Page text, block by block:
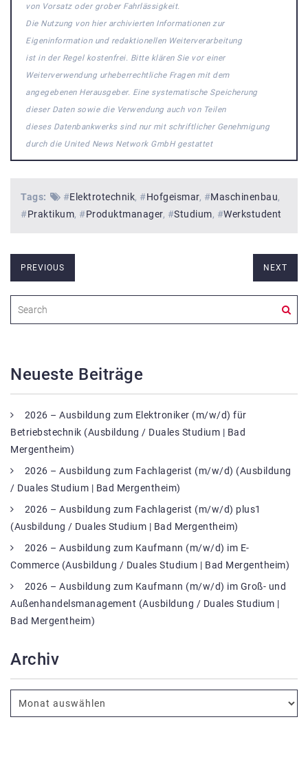
von Vorsatz oder grober Fahrlässigkeit.
Die Nutzung von hier archivierten Informationen zur
Eigeninformation und redaktionellen Weiterverarbeitung
ist in der Regel kostenfrei. Bitte klären Sie vor einer
Weiterverwendung urheberrechtliche Fragen mit dem
angegebenen Herausgeber. Eine systematische Speicherung
dieser Daten sowie die Verwendung auch von Teilen
dieses Datenbankwerks sind nur mit schriftlicher Genehmigung
durch die United News Network GmbH gestattet
Tags: #Elektrotechnik #Hofgeismar #Maschinenbau
#Praktikum #Produktmanager #Studium #Werkstudent
PREVIOUS NEXT
Neueste Beiträge
2026 – Ausbildung zum Elektroniker (m/w/d) für
Betriebstechnik (Ausbildung / Duales Studium | Bad
Mergentheim)
2026 – Ausbildung zum Fachlagerist (m/w/d) (Ausbildung
/ Duales Studium | Bad Mergentheim)
2026 – Ausbildung zum Fachlagerist (m/w/d) plus1
(Ausbildung / Duales Studium | Bad Mergentheim)
2026 – Ausbildung zum Kaufmann (m/w/d) im E-
Commerce (Ausbildung / Duales Studium | Bad Mergentheim)
2026 – Ausbildung zum Kaufmann (m/w/d) im Groß- und
Außenhandelsmanagement (Ausbildung / Duales Studium |
Bad Mergentheim)
Archiv